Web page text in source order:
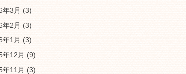
年3月 (3)
年2月 (3)
年1月 (3)
年12月 (9)
年11月 (3)